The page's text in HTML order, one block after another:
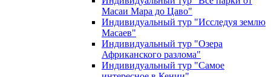
Масаи Мара до Цаво"
Индивидуальный тур "Исследуя землю
Масаев"
Индивидуальный тур "Озера
Африканского разлома"
Индивидуальный тур "Самое